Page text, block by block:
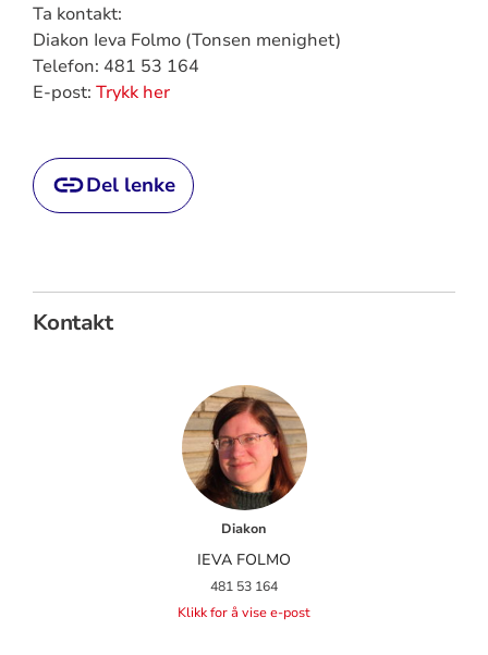
Ta kontakt:
Diakon Ieva Folmo (Tonsen menighet)
Telefon: 481 53 164
E-post: Trykk her
Del lenke
Kontakt
Diakon
IEVA FOLMO
481 53 164
Klikk for å vise e-post